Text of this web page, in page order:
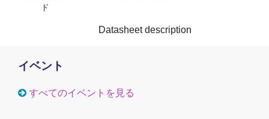
ド
Datasheet description
イベント
すべてのイベントを見る